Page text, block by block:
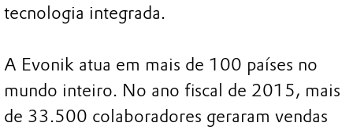
tecnologia integrada.
A Evonik atua em mais de 100 países no
mundo inteiro. No ano fiscal de 2015, mais
de 33.500 colaboradores geraram vendas